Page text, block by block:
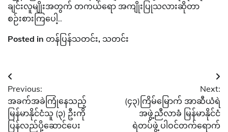
ချင်းလူမျိုးအတွက် တကယ်ရော အကျိုးပြုသလားဆိုတာ
စဉ်းစားကြပေါ့..
Posted in တန်ပြန်သတင်း, သတင်း
Post
navigation
Previous:
အခက်အခဲကြုံနေသည့်
မြန်မာနိုင်ငံသူ (၃) ဦးကို
ပြန်လည်ပို့ဆောင်ပေး
Next:
(၄၃)ကြိမ်မြောက် အာဆီယံရဲ
အဖွဲ့ညီလာခံ မြန်မာနိုင်ငံ
ရဲတပ်ဖွဲ့ ပါဝင်တက်ရောက်